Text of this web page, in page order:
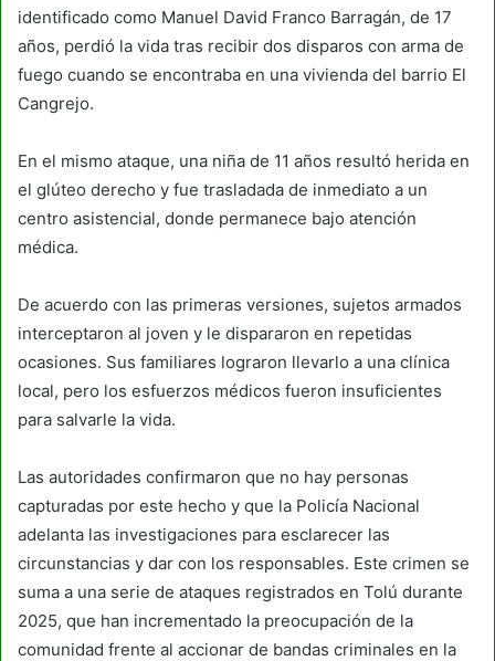
identificado como Manuel David Franco Barragán, de 17
años, perdió la vida tras recibir dos disparos con arma de
fuego cuando se encontraba en una vivienda del barrio El
Cangrejo.
En el mismo ataque, una niña de 11 años resultó herida en
el glúteo derecho y fue trasladada de inmediato a un
centro asistencial, donde permanece bajo atención
médica.
De acuerdo con las primeras versiones, sujetos armados
interceptaron al joven y le dispararon en repetidas
ocasiones. Sus familiares lograron llevarlo a una clínica
local, pero los esfuerzos médicos fueron insuficientes
para salvarle la vida.
Las autoridades confirmaron que no hay personas
capturadas por este hecho y que la Policía Nacional
adelanta las investigaciones para esclarecer las
circunstancias y dar con los responsables. Este crimen se
suma a una serie de ataques registrados en Tolú durante
2025, que han incrementado la preocupación de la
comunidad frente al accionar de bandas criminales en la